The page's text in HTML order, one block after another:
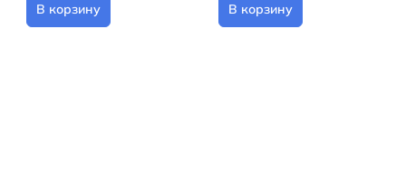
В корзину В корзину